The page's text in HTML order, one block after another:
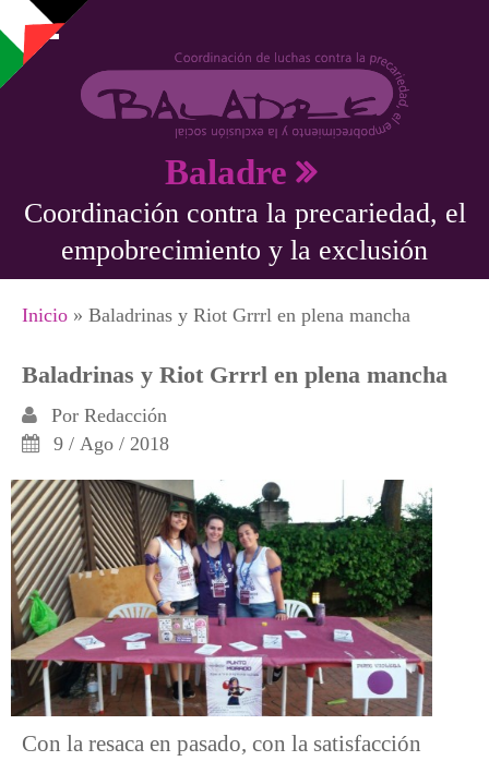
Pasar al contenido principal
Baladre
Coordinación contra la precariedad, el
empobrecimiento y la exclusión
Se encuentra usted aquí
Inicio » Baladrinas y Riot Grrrl en plena mancha
Baladrinas y Riot Grrrl en plena mancha
Por Redacción
9 / Ago / 2018
Con la resaca en pasado, con la satisfacción